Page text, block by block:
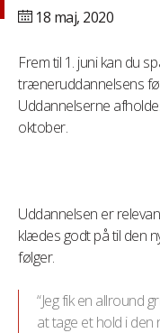
18 maj, 2020
Frem til 1. juni kan du
træneruddannelsens
Uddannelserne
oktober.
Uddannelsen er
klædes godt på til den
følger.
“Jeg fik en allround
at tage et hold i